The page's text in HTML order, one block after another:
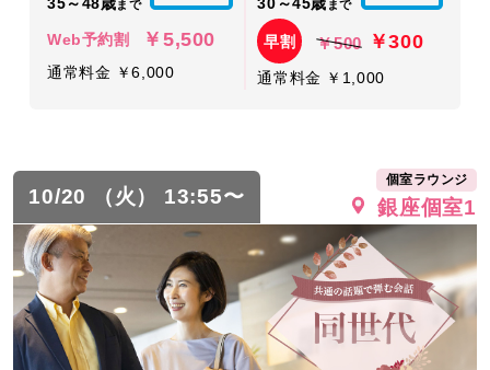
まで
Web予約割 ￥5,500
通常料金 ￥6,000
まで
早割 ￥500 ￥300
通常料金 ￥1,000
10/20 （火） 13:55〜
個室ラウンジ
銀座個室1